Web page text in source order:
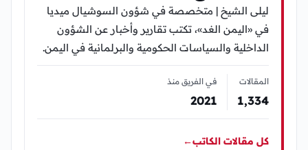
ليلى الشيخ | متخصصة في شؤون السوشيال ميديا
في «اليمن الغد»، تكتب تقارير وأخبار عن الشؤون
الداخلية والسياسات الحكومية والبرلمانية في اليمن.
المقالات
1٬334
في الفريق منذ
2021
كل مقالات الكاتب←